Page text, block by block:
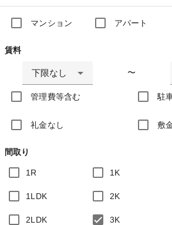
マンション アパート
賃料
下限なし 〜
管理費等含む 駐
礼金なし 敷
間取り
1R 1K
1LDK 2K
2LDK 3K